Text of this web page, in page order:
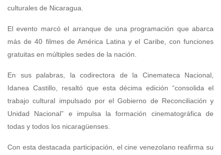
culturales de Nicaragua.
El evento marcó el arranque de una programación que abarca
más de 40 filmes de América Latina y el Caribe, con funciones
gratuitas en múltiples sedes de la nación.
En sus palabras, la codirectora de la Cinemateca Nacional,
Idanea Castillo, resaltó que esta décima edición “consolida el
trabajo cultural impulsado por el Gobierno de Reconciliación y
Unidad Nacional” e impulsa la formación cinematográfica de
todas y todos los nicaragüenses.
Con esta destacada participación, el cine venezolano reafirma su